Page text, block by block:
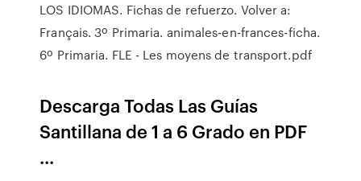
LOS IDIOMAS. Fichas de refuerzo. Volver a:
Français. 3º Primaria. animales-en-frances-ficha.
6º Primaria. FLE - Les moyens de transport.pdf
Descarga Todas Las Guías
Santillana de 1 a 6 Grado en PDF
...